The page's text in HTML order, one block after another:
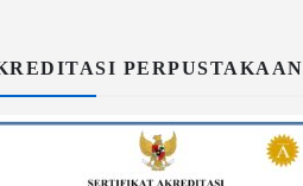
PERPUSTAKAAN